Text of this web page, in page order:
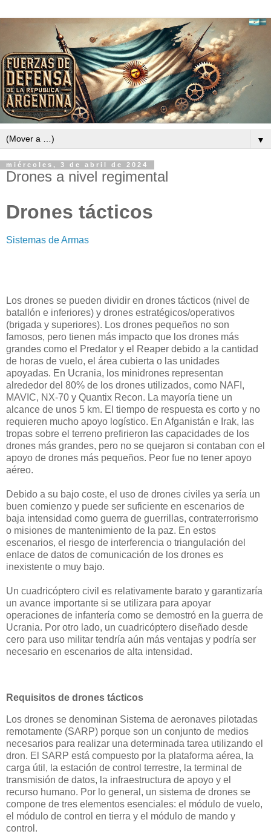
▼
miércoles, 3 de abril de 2024
Drones a nivel regimental
Drones tácticos
Sistemas de Armas
Los drones se pueden dividir en drones tácticos (nivel de
batallón e inferiores) y drones estratégicos/operativos
(brigada y superiores). Los drones pequeños no son
famosos, pero tienen más impacto que los drones más
grandes como el Predator y el Reaper debido a la cantidad
de horas de vuelo, el área cubierta o las unidades
apoyadas. En Ucrania, los minidrones representan
alrededor del 80% de los drones utilizados, como NAFI,
MAVIC, NX-70 y Quantix Recon. La mayoría tiene un
alcance de unos 5 km. El tiempo de respuesta es corto y no
requieren mucho apoyo logístico. En Afganistán e Irak, las
tropas sobre el terreno prefirieron las capacidades de los
drones más grandes, pero no se quejaron si contaban con el
apoyo de drones más pequeños. Peor fue no tener apoyo
aéreo.
Debido a su bajo coste, el uso de drones civiles ya sería un
buen comienzo y puede ser suficiente en escenarios de
baja intensidad como guerra de guerrillas, contraterrorismo
o misiones de mantenimiento de la paz. En estos
escenarios, el riesgo de interferencia o triangulación del
enlace de datos de comunicación de los drones es
inexistente o muy bajo.
Un cuadricóptero civil es relativamente barato y garantizaría
un avance importante si se utilizara para apoyar
operaciones de infantería como se demostró en la guerra de
Ucrania. Por otro lado, un cuadricóptero diseñado desde
cero para uso militar tendría aún más ventajas y podría ser
necesario en escenarios de alta intensidad.
Requisitos de drones tácticos
Los drones se denominan Sistema de aeronaves pilotadas
remotamente (SARP) porque son un conjunto de medios
necesarios para realizar una determinada tarea utilizando el
dron. El SARP está compuesto por la plataforma aérea, la
carga útil, la estación de control terrestre, la terminal de
transmisión de datos, la infraestructura de apoyo y el
recurso humano. Por lo general, un sistema de drones se
compone de tres elementos esenciales: el módulo de vuelo,
el módulo de control en tierra y el módulo de mando y
control.